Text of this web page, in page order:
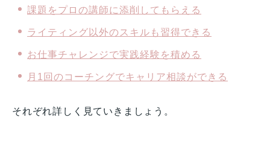
課題をプロの講師に添削してもらえる
ライティング以外のスキルも習得できる
お仕事チャレンジで実践経験を積める
月1回のコーチングでキャリア相談ができる
それぞれ詳しく見ていきましょう。